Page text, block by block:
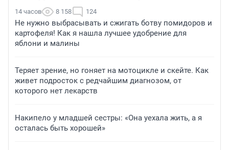
14 часов 8 158 124
Не нужно выбрасывать и сжигать ботву помидоров и
картофеля! Как я нашла лучшее удобрение для
яблони и малины
Теряет зрение, но гоняет на мотоцикле и скейте. Как
живет подросток с редчайшим диагнозом, от
которого нет лекарств
Накипело у младшей сестры: «Она уехала жить, а я
осталась быть хорошей»